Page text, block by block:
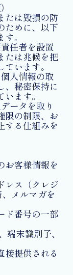
たは毀損の防
ために、以下
。
任者を設置
たは兆候を把
います。
人情報の取
、秘密保持に
ます。
ータを取り
限の制限、お
する仕組みを
お客様情報を
レス（クレジ
メルマガを
ド番号の一部
末識別子、
接提供される